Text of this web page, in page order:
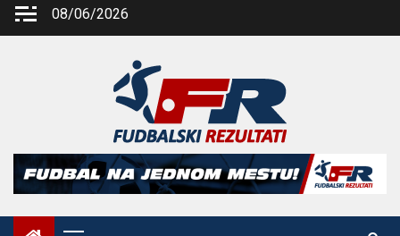
Skip
08/06/2026